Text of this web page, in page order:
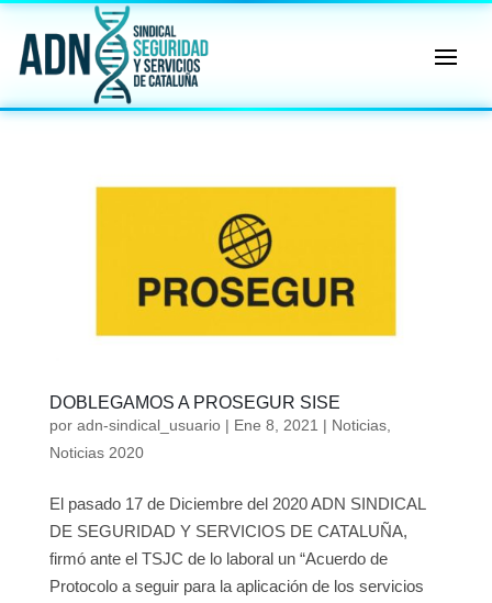
DOBLEGAMOS A PROSEGUR SISE
por adn-sindical_usuario| Ene 8, 2021 | Noticias,
Noticias 2020
El pasado 17 de Diciembre del 2020 ADN SINDICAL
DE SEGURIDAD Y SERVICIOS DE CATALUÑA,
firmó ante el TSJC de lo laboral un “Acuerdo de
Protocolo a seguir para la aplicación de los servicios
✖
ℹ️ Consulta General a Sede (Email)
⚖️ Dpto. Jurídico y Abogados (Email)
🤖 Dudas Rápidas del Convenio (IA)
📄 Herramienta: Generador Plantillas
✊ Trámite: Afiliarse al Sindicato